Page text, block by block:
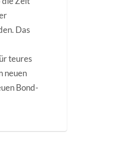
Das
teures
neuen
Bond-